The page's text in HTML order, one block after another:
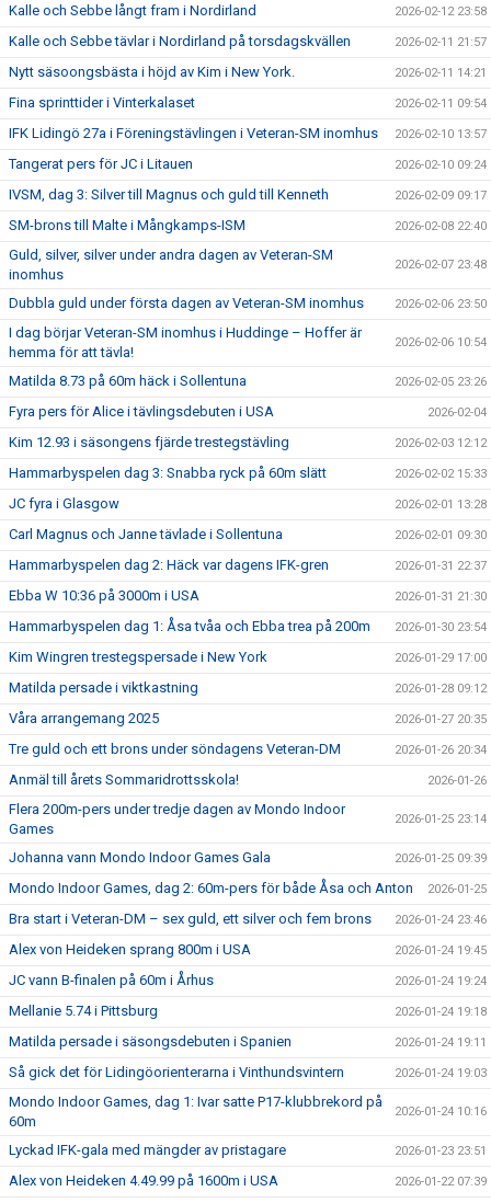
Kalle och Sebbe långt fram i Nordirland 2026-02-12 23:58
Kalle och Sebbe tävlar i Nordirland på torsdagskvällen 2026-02-11 21:57
Nytt säsoongsbästa i höjd av Kim i New York. 2026-02-11 14:21
Fina sprinttider i Vinterkalaset 2026-02-11 09:54
IFK Lidingö 27a i Föreningstävlingen i Veteran-SM inomhus 2026-02-10 13:57
Tangerat pers för JC i Litauen 2026-02-10 09:24
IVSM, dag 3: Silver till Magnus och guld till Kenneth 2026-02-09 09:17
SM-brons till Malte i Mångkamps-ISM 2026-02-08 22:40
Guld, silver, silver under andra dagen av Veteran-SM
inomhus
2026-02-07 23:48
Dubbla guld under första dagen av Veteran-SM inomhus 2026-02-06 23:50
I dag börjar Veteran-SM inomhus i Huddinge – Hoffer är
hemma för att tävla!
2026-02-06 10:54
Matilda 8.73 på 60m häck i Sollentuna 2026-02-05 23:26
Fyra pers för Alice i tävlingsdebuten i USA 2026-02-04
Kim 12.93 i säsongens fjärde trestegstävling 2026-02-03 12:12
Hammarbyspelen dag 3: Snabba ryck på 60m slätt 2026-02-02 15:33
JC fyra i Glasgow 2026-02-01 13:28
Carl Magnus och Janne tävlade i Sollentuna 2026-02-01 09:30
Hammarbyspelen dag 2: Häck var dagens IFK-gren 2026-01-31 22:37
Ebba W 10:36 på 3000m i USA 2026-01-31 21:30
Hammarbyspelen dag 1: Åsa tvåa och Ebba trea på 200m 2026-01-30 23:54
Kim Wingren trestegspersade i New York 2026-01-29 17:00
Matilda persade i viktkastning 2026-01-28 09:12
Våra arrangemang 2025 2026-01-27 20:35
Tre guld och ett brons under söndagens Veteran-DM 2026-01-26 20:34
Anmäl till årets Sommaridrottsskola! 2026-01-26
Flera 200m-pers under tredje dagen av Mondo Indoor
Games
2026-01-25 23:14
Johanna vann Mondo Indoor Games Gala 2026-01-25 09:39
Mondo Indoor Games, dag 2: 60m-pers för både Åsa och Anton 2026-01-25
Bra start i Veteran-DM – sex guld, ett silver och fem brons 2026-01-24 23:46
Alex von Heideken sprang 800m i USA 2026-01-24 19:45
JC vann B-finalen på 60m i Århus 2026-01-24 19:24
Mellanie 5.74 i Pittsburg 2026-01-24 19:18
Matilda persade i säsongsdebuten i Spanien 2026-01-24 19:11
Så gick det för Lidingöorienterarna i Vinthundsvintern 2026-01-24 19:03
Mondo Indoor Games, dag 1: Ivar satte P17-klubbrekord på
60m
2026-01-24 10:16
Lyckad IFK-gala med mängder av pristagare 2026-01-23 23:51
Alex von Heideken 4.49.99 på 1600m i USA 2026-01-22 07:39